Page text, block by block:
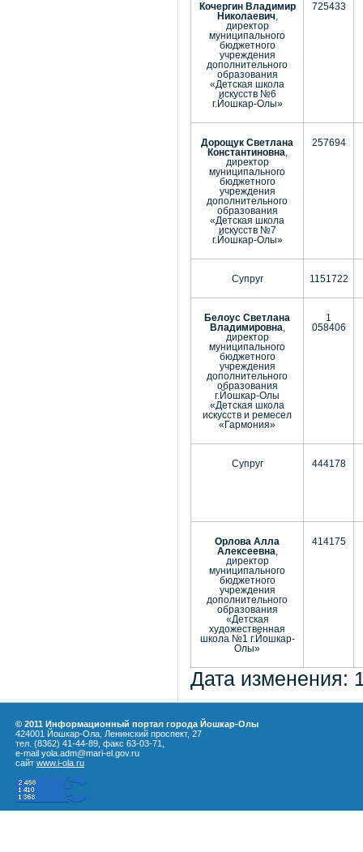
Кочергин Владимир
Николаевич,
директор
муниципального
бюджетного
учреждения
дополнительного
образования
«Детская школа
искусств №6
г.Йошкар-Олы»
725433
Дорощук Светлана
Константиновна
директор
муниципального
бюджетного
учреждения
дополнительного
образования
«Детская школа
искусств №7
г.Йошкар-Олы»
257694
Супруг 1151722
Белоус Светлана
Владимировна
директор
муниципального
бюджетного
учреждения
дополнительного
образования
г.Йошкар-Олы
«Детская школа
искусств и ремесел
«Гармония»
1
058406
Супруг 444178
Орлова Алла
Алексеевна
директор
муниципального
бюджетного
учреждения
дополнительного
образования
«Детская
художественная
школа №1 г.Йошкар-
Олы»
414175
Дата изменения:
© 2011 Информационный портал города Йошкар-Олы
424001 Йошкар-Ола, Ленинский проспект, 27
тел. (8362) 41-44-89, факс 63-03-71,
e-mail yola.adm@mari-el.gov.ru
сайт www.i-ola.ru